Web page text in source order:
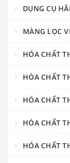
DỤNG CỤ
MÀNG LỌC
HÓA CHẤT
HÓA CHẤT
HÓA CHẤT
HÓA CHẤT
HÓA CHẤT